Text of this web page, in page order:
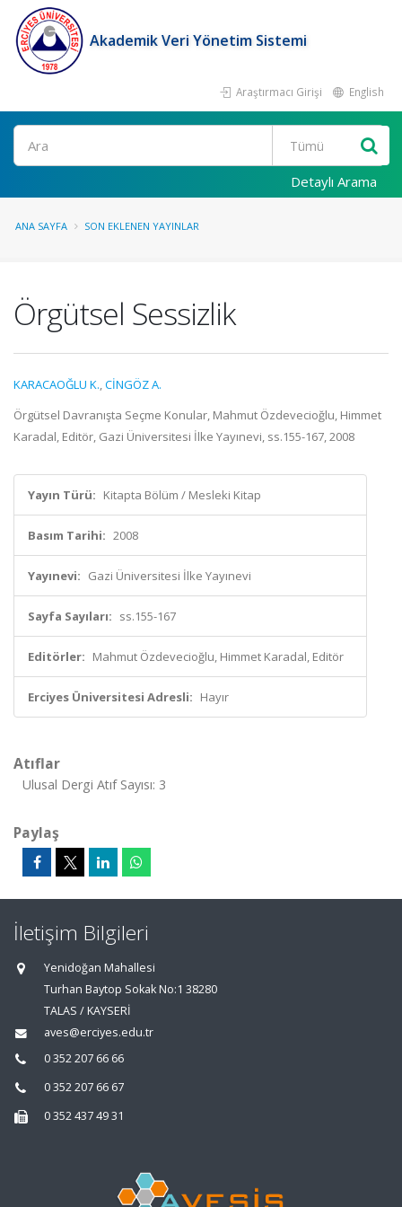
Akademik Veri Yönetim Sistemi
Araştırmacı Girişi English
Ara
Detaylı Arama
ANA SAYFA SON EKLENEN YAYINLAR
Örgütsel Sessizlik
KARACAOĞLU K.,CİNGÖZ A.
Örgütsel Davranışta Seçme Konular, Mahmut Özdevecioğlu, Himmet
Karadal, Editör, Gazi Üniversitesi İlke Yayınevi, ss.155-167, 2008
Yayın Türü: Kitapta Bölüm / Mesleki Kitap
Basım Tarihi: 2008
Yayınevi: Gazi Üniversitesi İlke Yayınevi
Sayfa Sayıları: ss.155-167
Editörler: Mahmut Özdevecioğlu, Himmet Karadal, Editör
Erciyes Üniversitesi Adresli: Hayır
Atıflar
Ulusal Dergi Atıf Sayısı: 3
Paylaş
İletişim Bilgileri
Yenidoğan Mahallesi
Turhan Baytop Sokak No:1 38280
TALAS / KAYSERİ
aves@erciyes.edu.tr
0 352 207 66 66
0 352 207 66 67
0 352 437 49 31